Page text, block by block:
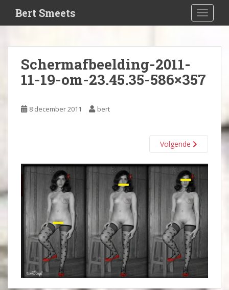
i
t
Bert Smeets
Schermafbeelding-2011-
11-19-om-23.45.35-586×357
8 december 2011 bert
Volgende